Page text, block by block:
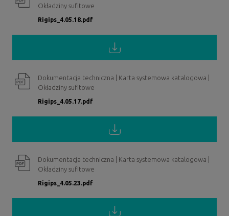
Okładziny sufitowe
Rigips_4.05.18.pdf
Dokumentacja techniczna | Karta systemowa katalogowa |
Okładziny sufitowe
Rigips_4.05.17.pdf
Dokumentacja techniczna | Karta systemowa katalogowa |
Okładziny sufitowe
Rigips_4.05.23.pdf